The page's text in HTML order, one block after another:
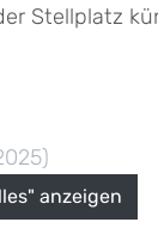
Stellplatz
anzeigen